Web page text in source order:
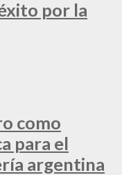
por la
como
para el
argentina